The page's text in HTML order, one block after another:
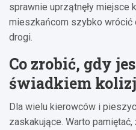
sprawnie uprzątnęły miejsce
mieszkańcom szybko wrócić
drogi.
Co zrobić, gdy
świadkiem
Dla wielu kierowców i
zaskakujące. Warto